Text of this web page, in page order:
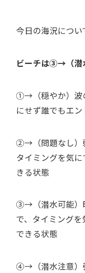
今日の海況につい
ビーチは③→（潜
①→（穏やか）波
にせず誰でもエ
②→（問題なし）
タイミングを気
きる状態
③→（潜水可能）
で、タイミング
できる状態
④→（潜水注意）